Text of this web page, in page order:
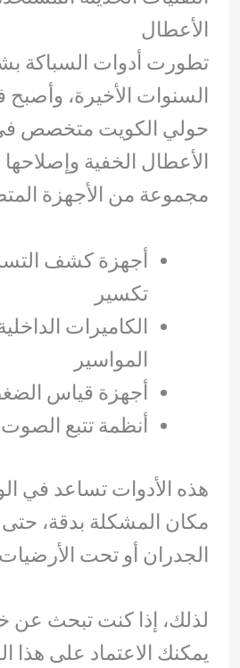
الأعطال
تطورت أدوات السباكة
السنوات الأخيرة،
حولي الكويت متخصص
الأعطال الخفية
مجموعة من الأجهزة
أجهزة كشف
تكسير
الكاميرات
المواسير
أجهزة قياس
أنظمة تتبع الصوت
هذه الأدوات تساعد في
مكان المشكلة بدقة،
الجدران أو تحت
لذلك، إذا كنت تبحث عن
يمكنك الاعتماد على هذا